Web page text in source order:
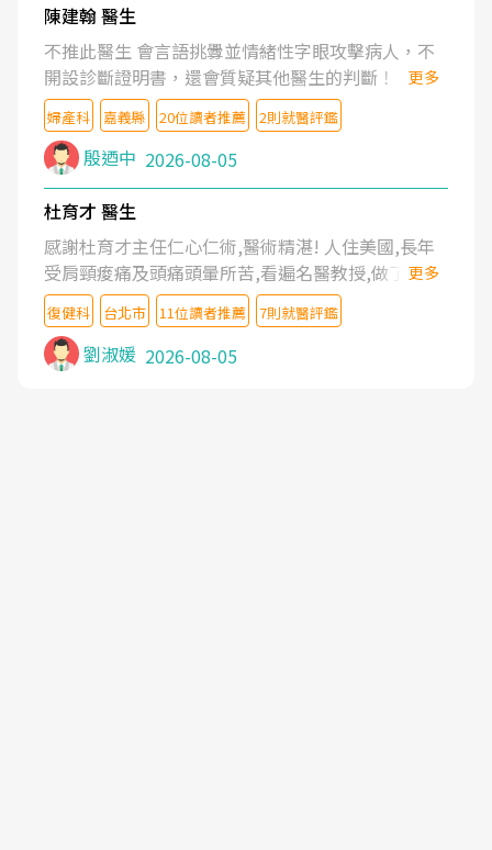
陳建翰 醫生
不推此醫生 會言語挑釁並情緒性字眼攻擊病人，不
開設診斷證明書，還會質疑其他醫生的判斷！
更多
婦產科 嘉義縣 20位讀者推薦 2則就醫評鑑
殷迺中 2026-08-05
杜育才 醫生
感謝杜育才主任仁心仁術,醫術精湛! 人住美國,長年
受肩頸痠痛及頭痛頭暈所苦,看遍名醫教授,做了各種
檢查,也嘗試過西醫打針,中醫針灸及物理徒手治療都
沒有用,後來連吃到嗎啡類止痛藥都效果有限,只是壓
症狀,沒多久就痛起來,多年失眠嚴重影響生活品質.
台灣親友介紹忠孝醫院杜育才主任是頸頭症候群專
更多
復健科 台北市 11位讀者推薦 7則就醫評鑑
劉淑媛 2026-08-05